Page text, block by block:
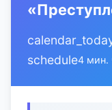
schedule4 мин.